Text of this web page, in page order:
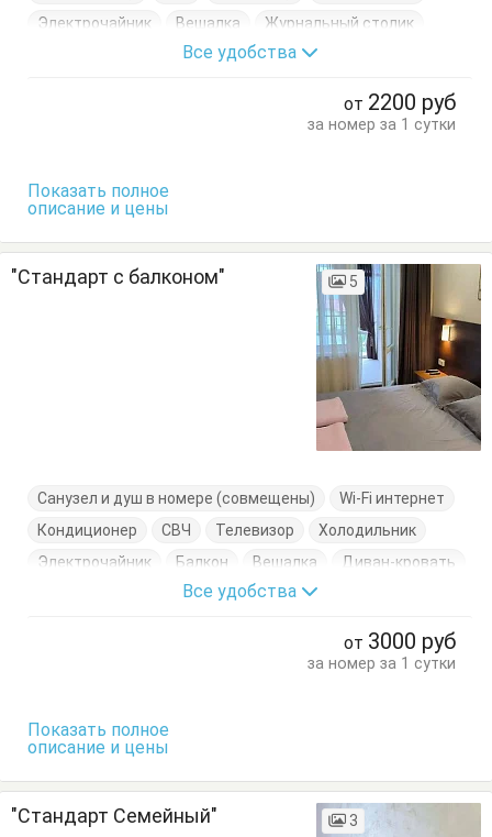
Электрочайник
Вешалка
Журнальный столик
Кровать двуспальная
Кухонный стол
Все удобства
от 2200 руб
за номер за 1 сутки
Показать полное
описание и цены
"Стандарт с балконом" 5
Санузел и душ в номере (совмещены)
Wi-Fi интернет
Кондиционер
СВЧ Телевизор
Холодильник
Электрочайник
Балкон Вешалка
Диван-кровать
Журнальный столик
Комод
Кровать двуспальная
Все удобства
от 3000 руб
за номер за 1 сутки
Показать полное
описание и цены
"Стандарт Семейный" 3